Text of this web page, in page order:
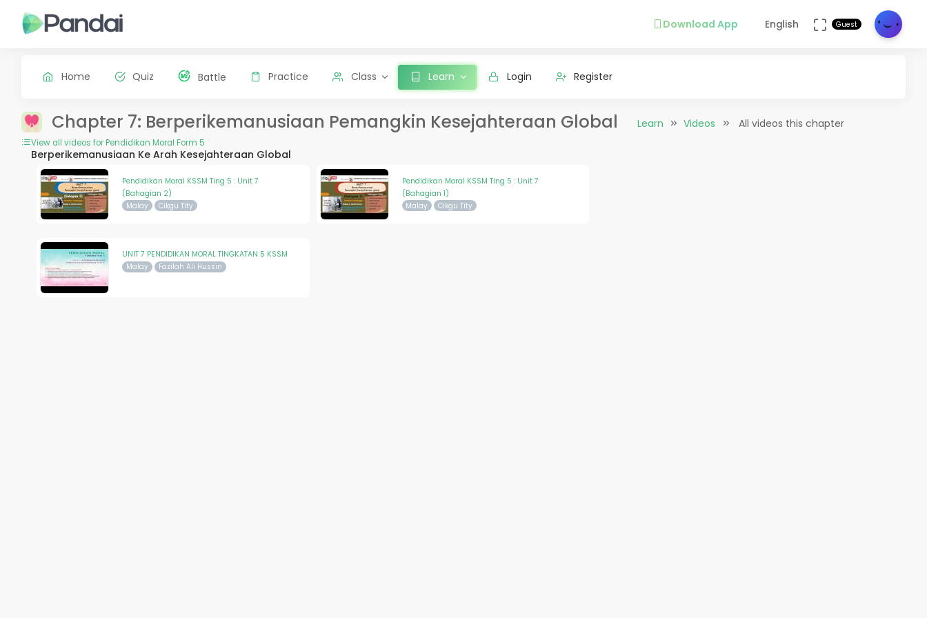
Download App English Guest
Home Quiz Battle Practice Class Learn Login Register
Chapter 7: Berperikemanusiaan Pemangkin Kesejahteraan Global Learn Videos All videos this chapter
View all videos for Pendidikan Moral Form 5
Berperikemanusiaan Ke Arah Kesejahteraan Global
Pendidikan Moral KSSM Ting 5 : Unit 7
(Bahagian 2)
Malay Cikgu Tity
Pendidikan Moral KSSM Ting 5 : Unit 7
(Bahagian 1)
Malay Cikgu Tity
UNIT 7 PENDIDIKAN MORAL TINGKATAN 5 KSSM
Malay Fazilah Ali Hussin